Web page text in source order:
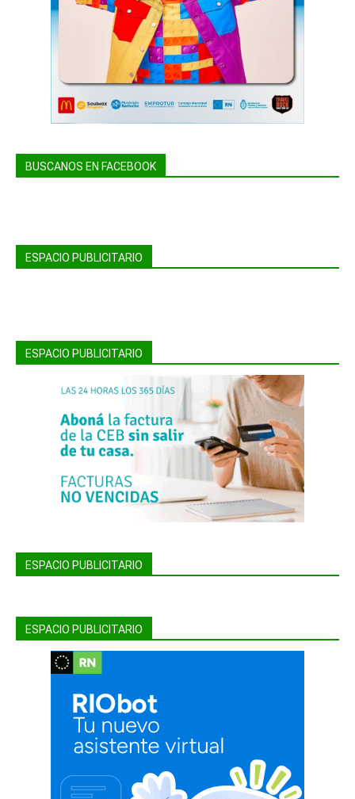
BUSCANOS EN FACEBOOK
ESPACIO PUBLICITARIO
ESPACIO PUBLICITARIO
ESPACIO PUBLICITARIO
ESPACIO PUBLICITARIO